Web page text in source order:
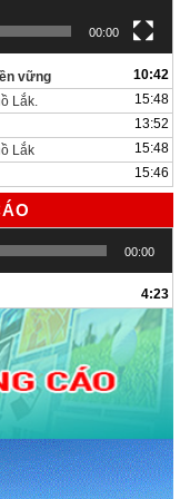
00:00
vững 10:42
Lắk. 15:48
13:52
Lắk 15:48
15:46
00:00
4:23